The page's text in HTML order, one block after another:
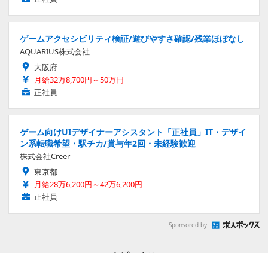
ゲームアクセシビリティ検証/遊びやすさ確認/残業ほぼなし
AQUARIUS株式会社
大阪府
月給32万8,700円～50万円
正社員
ゲーム向けUIデザイナーアシスタント「正社員」IT・デザイ
ン系転職希望・駅チカ/賞与年2回・未経験歓迎
株式会社Creer
東京都
月給28万6,200円～42万6,200円
正社員
Sponsored by